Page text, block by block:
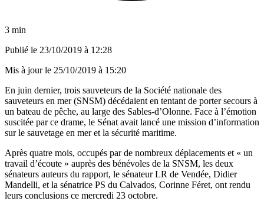
3 min
Publié le 23/10/2019 à 12:28
Mis à jour le 25/10/2019 à 15:20
En juin dernier, trois sauveteurs de la Société nationale des
sauveteurs en mer (SNSM) décédaient en tentant de porter secours à
un bateau de pêche, au large des Sables-d’Olonne. Face à l’émotion
suscitée par ce drame, le Sénat avait lancé une mission d’information
sur le sauvetage en mer et la sécurité maritime.
Après quatre mois, occupés par de nombreux déplacements et « un
travail d’écoute » auprès des bénévoles de la SNSM, les deux
sénateurs auteurs du rapport, le sénateur LR de Vendée, Didier
Mandelli, et la sénatrice PS du Calvados, Corinne Féret, ont rendu
leurs conclusions ce mercredi 23 octobre.